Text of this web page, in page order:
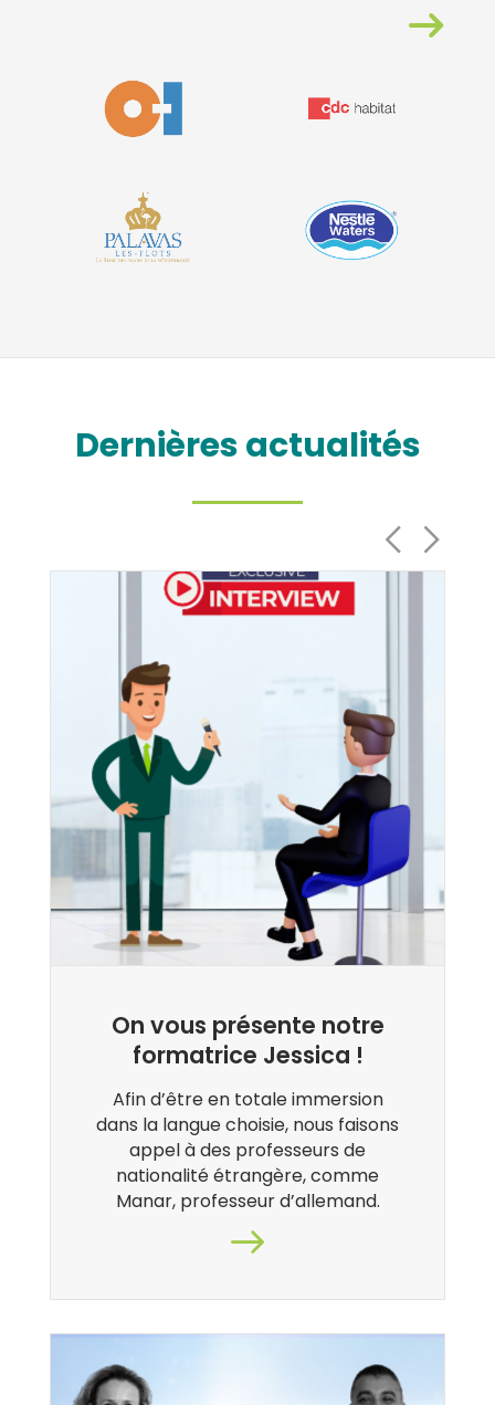
Dernières actualités
On vous présente notre
formatrice Jessica !
Afin d’être en totale immersion
dans la langue choisie, nous faisons
appel à des professeurs de
nationalité étrangère, comme
Manar, professeur d’allemand.